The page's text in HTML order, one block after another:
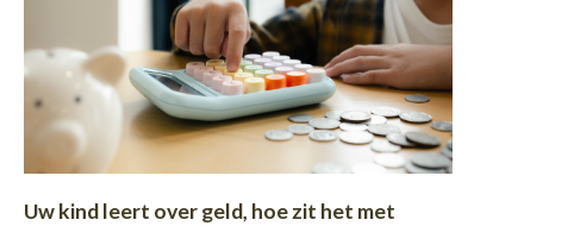
Uw kind leert over geld, hoe zit het met